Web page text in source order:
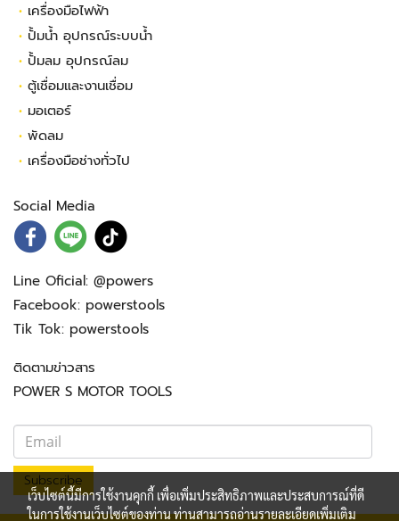
• เครื่องมือไฟฟ้า
• ปั้มน้ำ อุปกรณ์ระบบน้ำ
• ปั้มลม อุปกรณ์ลม
• ตู้เชื่อมและงานเชื่อม
• มอเตอร์
• พัดลม
• เครื่องมือช่างทั่วไป
Social Media
Line Oficial: @powers
Facebook: powerstools
Tik Tok: powerstools
ติดตามข่าวสาร
POWER S MOTOR TOOLS
Subscribe
เว็บไซต์นี้มีการใช้งานคุกกี้ เพื่อเพิ่มประสิทธิภาพและประสบการณ์ที่ดี
ในการใช้งานเว็บไซต์ของท่าน ท่านสามารถอ่านรายละเอียดเพิ่มเติม